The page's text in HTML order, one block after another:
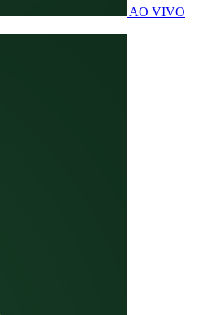
AO VIVO